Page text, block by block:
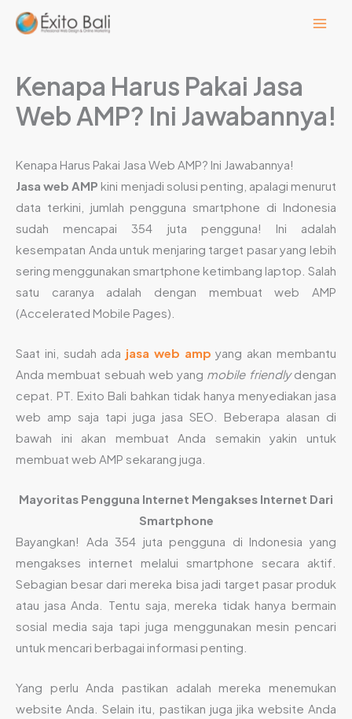
Lewati
Kenapa Harus Pakai Jasa
Web AMP? Ini Jawabannya!
Kenapa Harus Pakai Jasa Web AMP? Ini Jawabannya!
Jasa web AMP kini menjadi solusi penting, apalagi menurut
data terkini, jumlah pengguna smartphone di Indonesia
sudah mencapai 354 juta pengguna! Ini adalah
kesempatan Anda untuk menjaring target pasar yang lebih
sering menggunakan smartphone ketimbang laptop. Salah
satu caranya adalah dengan membuat web AMP
(Accelerated Mobile Pages).
Saat ini, sudah ada jasa web amp yang akan membantu
Anda membuat sebuah web yang mobile friendlydengan
cepat. PT. Exito Bali bahkan tidak hanya menyediakan jasa
web amp saja tapi juga jasa SEO. Beberapa alasan di
bawah ini akan membuat Anda semakin yakin untuk
membuat web AMP sekarang juga.
Mayoritas Pengguna Internet Mengakses Internet Dari
Smartphone
Bayangkan! Ada 354 juta pengguna di Indonesia yang
mengakses internet melalui smartphone secara aktif.
Sebagian besar dari mereka bisa jadi target pasar produk
atau jasa Anda. Tentu saja, mereka tidak hanya bermain
sosial media saja tapi juga menggunakan mesin pencari
untuk mencari berbagai informasi penting.
Yang perlu Anda pastikan adalah mereka menemukan
website Anda. Selain itu, pastikan juga jika website Anda